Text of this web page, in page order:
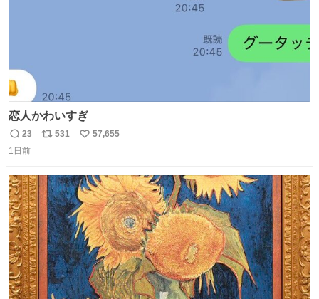
恋人かわいすぎ
返
信
23
リ
ト
数
531
い
数
57,655
1日前